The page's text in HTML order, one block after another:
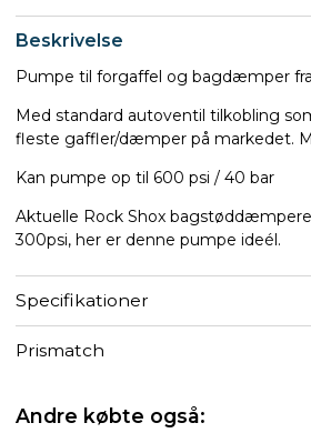
Beskrivelse
Pumpe til forgaffel og bagdæmper
Med standard autoventil tilkobling
fleste gaffler/dæmper på markedet.
Kan pumpe op til 600 psi / 40 bar
Aktuelle Rock Shox
300psi, her er denne pumpe ideél.
Specifikationer
Prismatch
Andre købte også: